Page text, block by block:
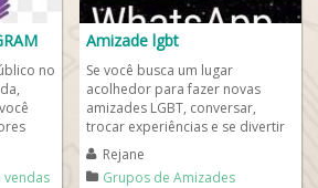
no
vendas
Amizade lgbt
Se você busca um lugar
acolhedor para fazer novas
amizades LGBT, conversar,
trocar experiências e se divertir
com respeito, este é o grupo
certo para você!...
Rejane
Grupos de Amizades